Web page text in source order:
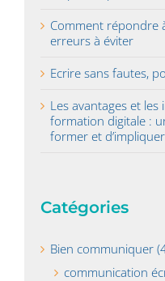
Comment répondre
erreurs à éviter
Ecrire sans fautes,
Les avantages et
formation digitale :
former et
Catégories
Bien communiquer
communication